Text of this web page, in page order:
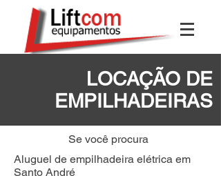
LOCAÇÃO DE
EMPILHADEIRAS
Se você procura
Aluguel de empilhadeira elétrica em
Santo André